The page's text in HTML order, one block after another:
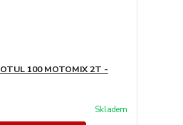
100 MOTOMIX 2T -
Skladem